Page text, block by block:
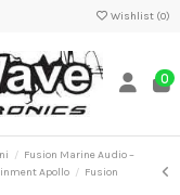
Wishlist (0)
0
Fusion Marine Audio –
Apollo
Fusion